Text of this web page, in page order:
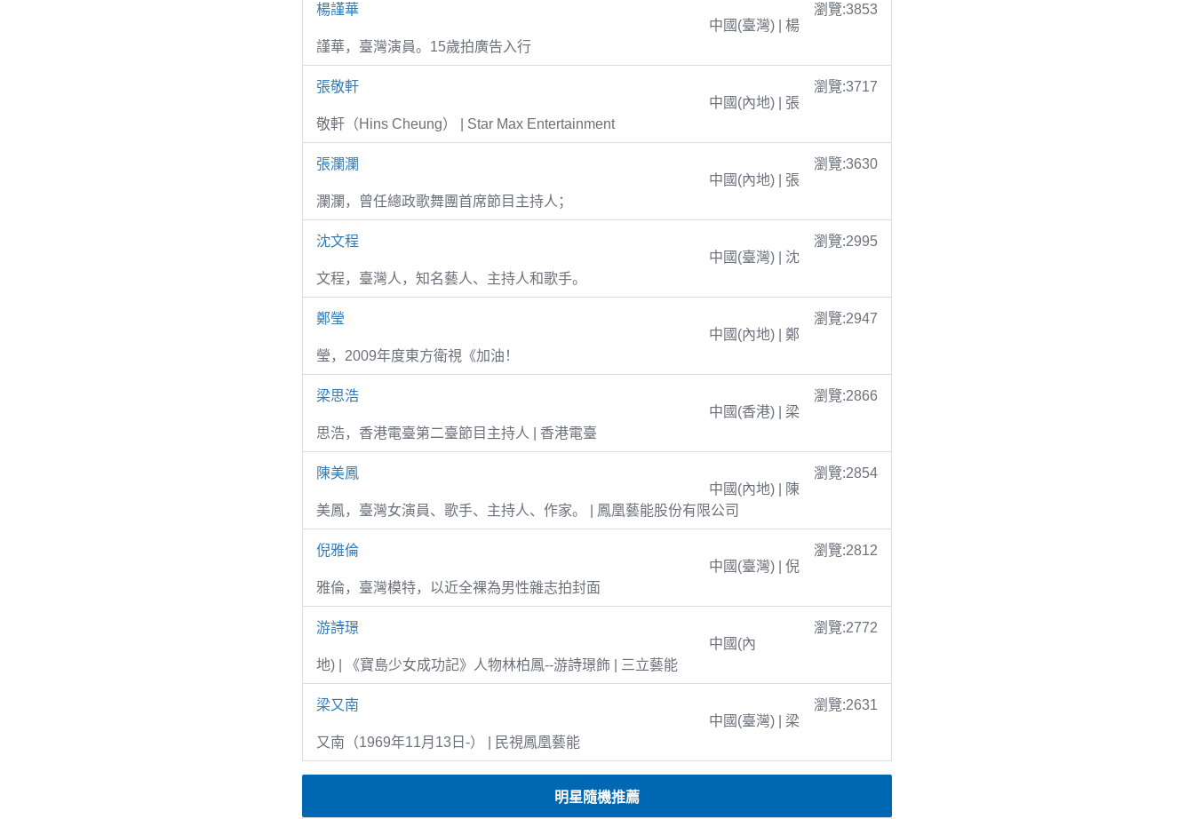
楊謹華
瀏覽:3853
中國(臺灣) | 楊
謹華，臺灣演員。15歲拍廣告入行
張敬軒
瀏覽:3717
中國(內地) | 張
敬軒（Hins Cheung） | Star Max Entertainment
張瀾瀾
瀏覽:3630
中國(內地) | 張
瀾瀾，曾任總政歌舞團首席節目主持人；
沈文程
瀏覽:2995
中國(臺灣) | 沈
文程，臺灣人，知名藝人、主持人和歌手。
鄭瑩
瀏覽:2947
中國(內地) | 鄭
瑩，2009年度東方衛視《加油！
梁思浩
瀏覽:2866
中國(香港) | 梁
思浩，香港電臺第二臺節目主持人 | 香港電臺
陳美鳳
瀏覽:2854
中國(內地) | 陳
美鳳，臺灣女演員、歌手、主持人、作家。 | 鳳凰藝能股份有限公司
倪雅倫
瀏覽:2812
中國(臺灣) | 倪
雅倫，臺灣模特，以近全裸為男性雜志拍封面
游詩璟
瀏覽:2772
中國(內
地) | 《寶島少女成功記》人物林柏鳳--游詩璟飾 | 三立藝能
梁又南
瀏覽:2631
中國(臺灣) | 梁
又南（1969年11月13日-） | 民視鳳凰藝能
明星隨機推薦